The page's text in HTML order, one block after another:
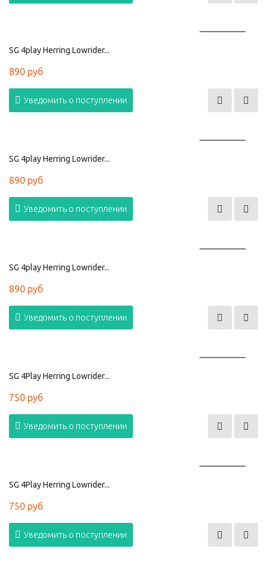
SG 4play Herring Lowrider...
890 руб
Уведомить о поступлении
SG 4play Herring Lowrider...
890 руб
Уведомить о поступлении
SG 4play Herring Lowrider...
890 руб
Уведомить о поступлении
SG 4Play Herring Lowrider...
750 руб
Уведомить о поступлении
SG 4Play Herring Lowrider...
750 руб
Уведомить о поступлении